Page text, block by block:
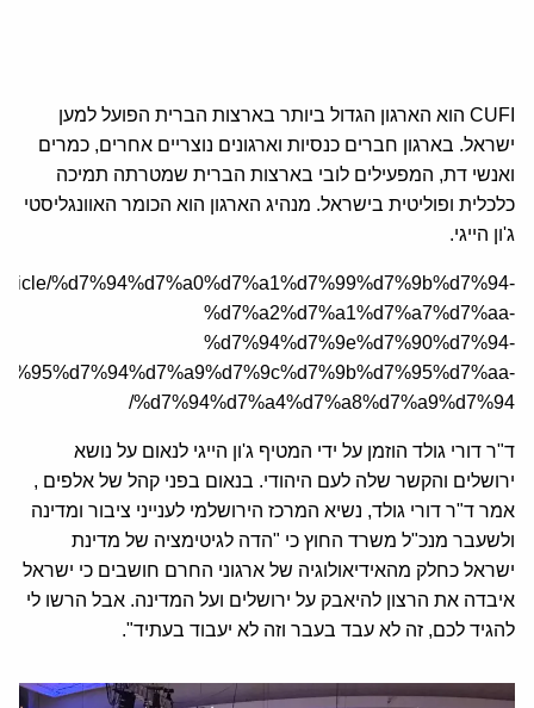
CUFI הוא הארגון הגדול ביותר בארצות הברית הפועל למען
ישראל. בארגון חברים כנסיות וארגונים נוצריים אחרים, כמרים
ואנשי דת, המפעילים לובי בארצות הברית שמטרתה תמיכה
כלכלית ופוליטית בישראל. מנהיג הארגון הוא הכומר האוונגליסטי
ג'ון הייגי.
%d7%94%d7%a0%d7%a1%d7%99%d7%9b%d7%94-
%d7%a2%d7%a1%d7%a7%d7%aa-
%d7%94%d7%9e%d7%90%d7%94-
%d7%94%d7%a4%d7%a8%d7%a9%d7%94/
ד"ר דורי גולד הוזמן על ידי המטיף ג'ון הייגי לנאום על נושא
ירושלים והקשר שלה לעם היהודי. בנאום בפני קהל של אלפים ,
אמר ד"ר דורי גולד, נשיא המרכז הירושלמי לענייני ציבור ומדינה
ולשעבר מנכ"ל משרד החוץ כי "הדה לגיטימציה של מדינת
ישראל כחלק מהאידיאולוגיה של ארגוני החרם חושבים כי ישראל
איבדה את הרצון להיאבק על ירושלים ועל המדינה. אבל הרשו לי
להגיד לכם, זה לא עבד בעבר וזה לא יעבוד בעתיד".